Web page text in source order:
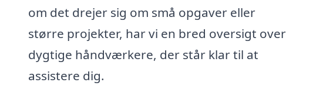
om det drejer sig om små opgaver eller
større projekter, har vi en bred oversigt over
dygtige håndværkere, der står klar til at
assistere dig.